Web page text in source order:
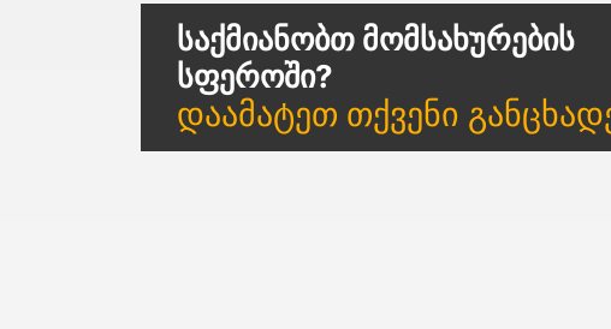
Საქმიანობთ Მომსახურების
Სფეროში?
Დაამატეთ Თქვენი